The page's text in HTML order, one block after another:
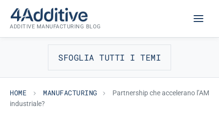
content
ADDITIVE MANUFACTURING BLOG
SFOGLIA TUTTI I TEMI
HOME MANUFACTURING
Partnership che accelerano l’AM
industriale?
MANUFACTURING